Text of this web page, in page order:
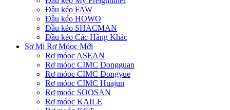
Đầu kéo FAW
Đầu kéo HOWO
Đầu kéo SHACMAN
Đầu kéo Các Hãng Khác
Sơ Mi Rơ Móoc Mới
Rơ móoc ASEAN
Rơ móoc CIMC Dongguan
Rơ móoc CIMC Dongyue
Rơ móoc CIMC Huajun
Rơ moóc SOOSAN
Rơ móoc KAILE